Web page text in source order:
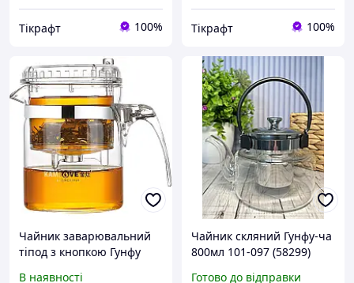
Тікрафт 100% Тікрафт 100%
Чайник заварювальний
тіпод з кнопкою Гунфу
В наявності
Чайник скляний Гунфу-ча
800мл 101-097 (58299)
Готово до відправки